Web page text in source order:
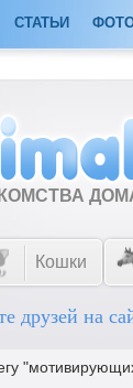
СТАТЬИ
Кошки
друзей на